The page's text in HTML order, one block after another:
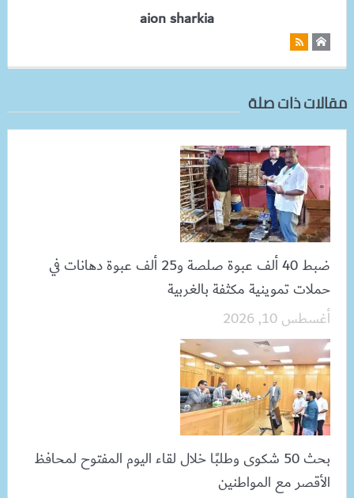
aion sharkia
مقالات ذات صلة
ضبط 40 ألف عبوة صلصة و25 ألف عبوة دهانات في
حملات تموينية مكثفة بالغربية
أغسطس 10, 2026
بحث 50 شكوى وطلبًا خلال لقاء اليوم المفتوح لمحافظ
الأقصر مع المواطنين